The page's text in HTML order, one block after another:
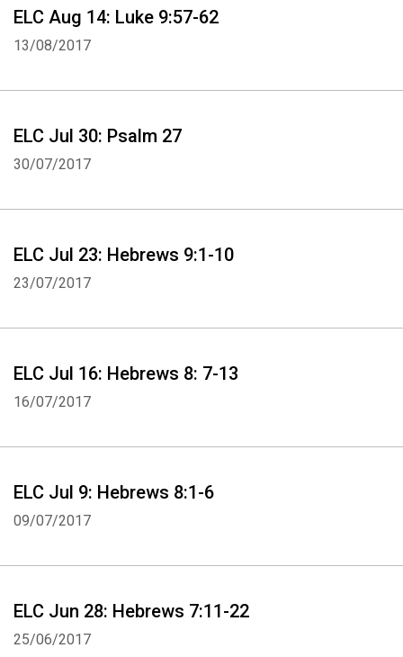
ELC Aug 14: Luke 9:57-62
13/08/2017
ELC Jul 30: Psalm 27
30/07/2017
ELC Jul 23: Hebrews 9:1-10
23/07/2017
ELC Jul 16: Hebrews 8: 7-13
16/07/2017
ELC Jul 9: Hebrews 8:1-6
09/07/2017
ELC Jun 28: Hebrews 7:11-22
25/06/2017